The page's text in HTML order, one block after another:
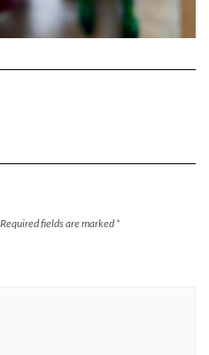
Required fields are marked *